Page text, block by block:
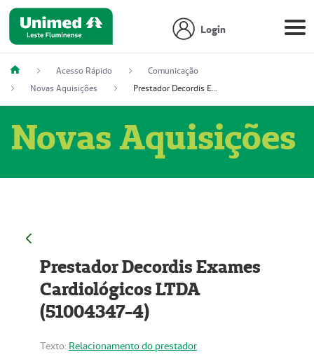
Login
Acesso Rápido
Comunicação
Novas Aquisições
Prestador Decordis Exames Cardiológicos LTDA (51004347-4)
Novas Aquisições
Prestador Decordis Exames
Cardiológicos LTDA
(51004347-4)
Texto: Relacionamento do prestador